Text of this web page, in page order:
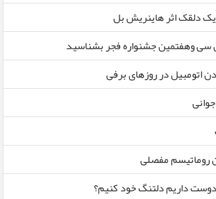
دلقک اثر هاینریش بل
سی وهفتمین جشنواره فجر بشناسید
اتومبیل در روزهای برفی
روماتیسم مفصلی
داریم دلتنگ خود کنیم؟